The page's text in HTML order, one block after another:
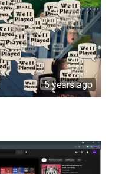
5 years ago